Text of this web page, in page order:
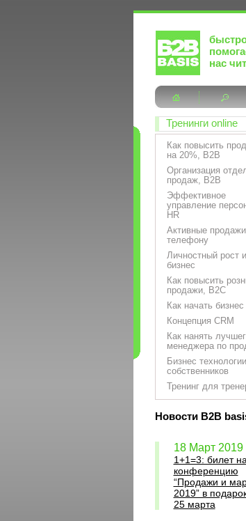
нас
Тренинги online
Как повысить
на 20%, B2B
Организация
продаж, B2B
Эффективное
управление
HR
Активные
телефону
Личностный рост и
бизнес
Как повысить
продажи, B2C
Как начать
Концепция CRM
Как нанять
менеджера по
Бизнес
собственников
Тренинг для
Новости B2B
18 Март 2019
1+1=3: билет
конференцию
“Продажи и
2019” в
25 марта